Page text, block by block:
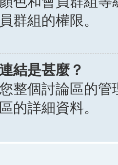
群組的權限。
結是甚麼？
整個討論區的
的詳細資料。